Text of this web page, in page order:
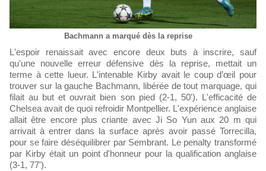
Bachmann a marqué dès la reprise
L'espoir renaissait avec encore deux buts à inscrire, sauf
qu'une nouvelle erreur défensive dès la reprise, mettait un
terme à cette lueur. L'intenable Kirby avait le coup d’œil pour
trouver sur la gauche Bachmann, libérée de tout marquage, qui
filait au but et ouvrait bien son pied (2-1, 50'). L'efficacité de
Chelsea avait de quoi refroidir Montpellier. L'expérience anglaise
allait être encore plus criante avec Ji So Yun aux 20 m qui
arrivait à entrer dans la surface après avoir passé Torrecilla,
pour se faire déséquilibrer par Sembrant. Le penalty transformé
par Kirby était un point d'honneur pour la qualification anglaise
(3-1, 77').